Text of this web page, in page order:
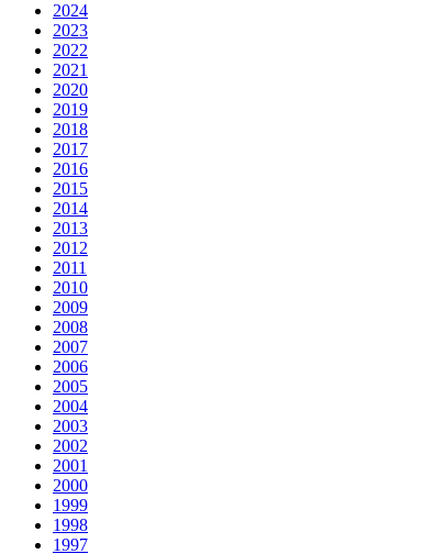
2024
2023
2022
2021
2020
2019
2018
2017
2016
2015
2014
2013
2012
2011
2010
2009
2008
2007
2006
2005
2004
2003
2002
2001
2000
1999
1998
1997